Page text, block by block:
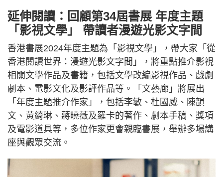
延伸閱讀：回顧第34屆書展 年度主題
「影視文學」 帶讀者漫遊光影文字間
香港書展2024年度主題為「影視文學」，帶大家「從
香港閱讀世界：漫遊光影文字間」，將重點推介影視
相關文學作品及書籍，包括文學改編影視作品、戲劇
劇本、電影文化及影評作品等。「文藝廊」將展出
「年度主題推介作家」，包括李敏、杜國威、陳韻
文、黃綺琳、蔣曉薇及羅卡的著作、劇本手稿、獎項
及電影道具等，多位作家更會親臨書展，舉辦多場講
座與觀眾交流。